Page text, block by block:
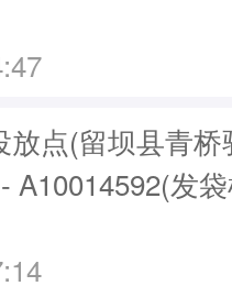
点(留坝县青
A10014592(发